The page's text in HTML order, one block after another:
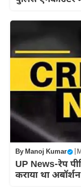
ByManoj Kumar
UP News-रेप
कराया था अबॉर्शन